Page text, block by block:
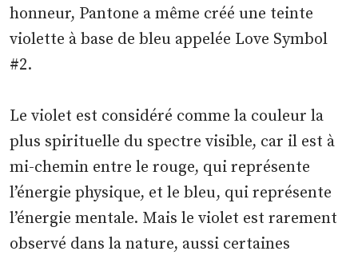
honneur, Pantone a même créé une teinte
violette à base de bleu appelée Love Symbol
#2.
Le violet est considéré comme la couleur la
plus spirituelle du spectre visible, car il est à
mi-chemin entre le rouge, qui représente
l’énergie physique, et le bleu, qui représente
l’énergie mentale. Mais le violet est rarement
observé dans la nature, aussi certaines